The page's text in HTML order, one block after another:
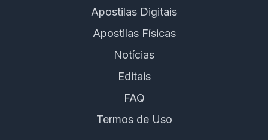
Apostilas Digitais
Apostilas Físicas
Notícias
Editais
FAQ
Termos de Uso